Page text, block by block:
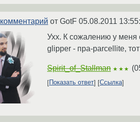
комментарий от GotF 05.08.2011
Ухх. К сожалению у меня
glipper - пра-parcellite,
Spirit_of_Stallman ★★★ (
Показать ответ
Ссылка